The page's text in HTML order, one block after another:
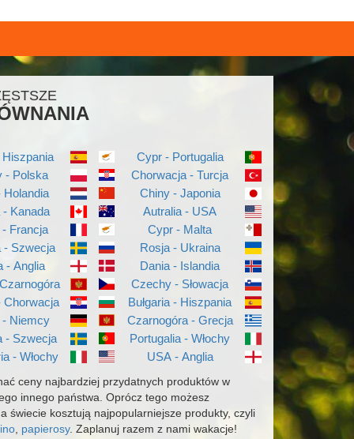
- Polska
Holandia
- Kanada
Francja
- Szwecja
- Anglia
Chorwacja
- Niemcy
- Szwecja
- Włochy
Cypr - Portugalia
Chorwacja - Turcja
Chiny - Japonia
Autralia - USA
Cypr - Malta
Rosja - Ukraina
Dania - Islandia
Czechy - Słowacja
Bułgaria - Hiszpania
Czarnogóra - Grecja
Portugalia - Włochy
USA - Anglia
ceny najbardziej przydatnych produktów w
innego państwa. Oprócz tego możesz
świecie kosztują najpopularniejsze produkty, czyli
, papierosy. Zaplanuj razem z nami wakacje!